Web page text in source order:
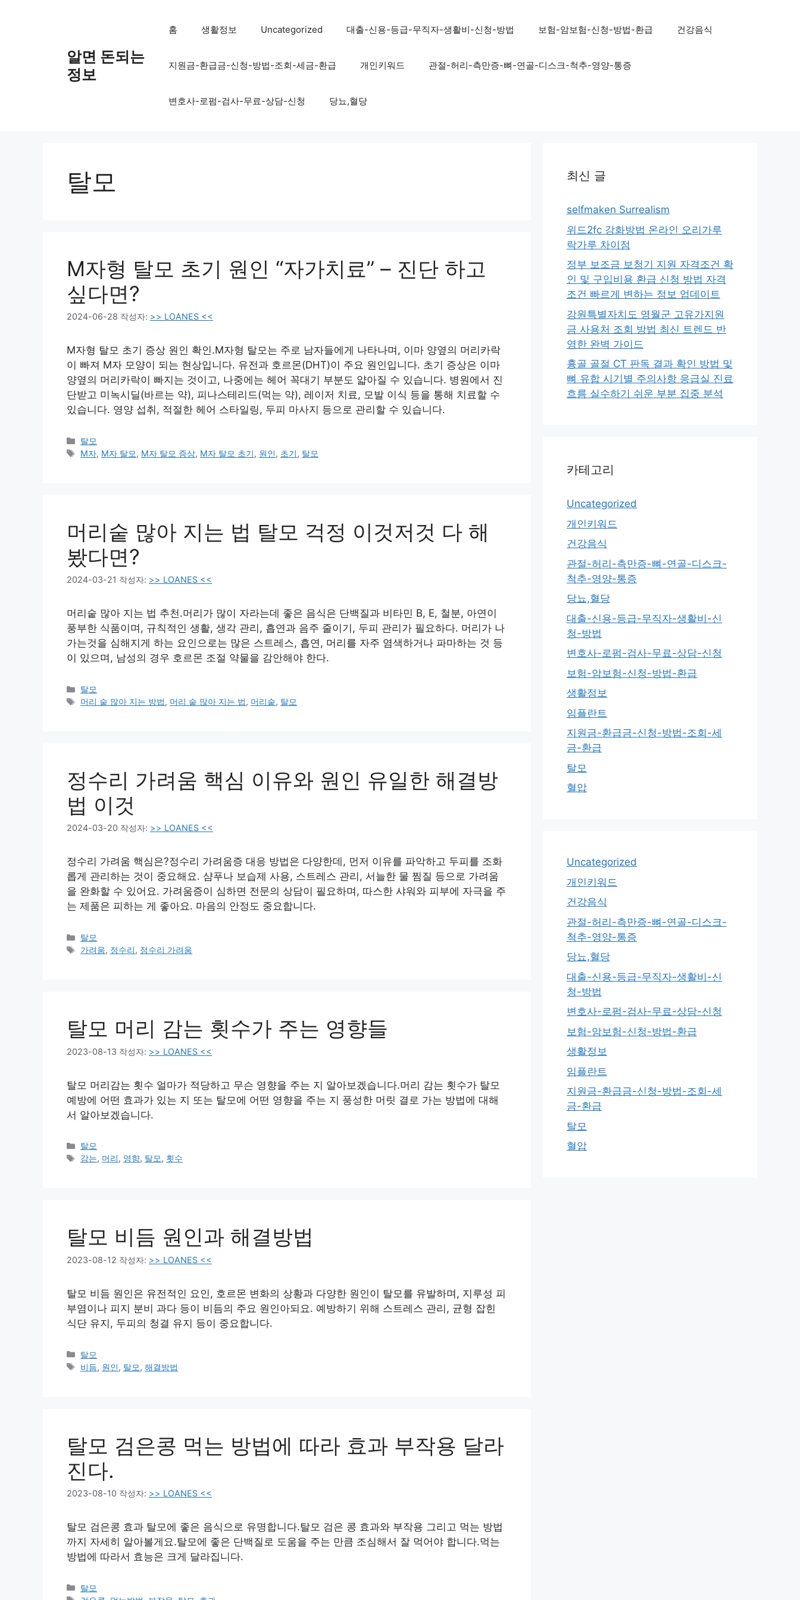
알면 돈되는
정보
홈 생활정보 Uncategorized 대출-신용-등급-무직자-생활비-신청-방법 보험-암보험-신청-방법-환급 건강음식
지원금-환급금-신청-방법-조회-세금-환급 개인키워드 관절-허리-측만증-뼈-연골-디스크-척추-영양-통증
변호사-로펌-검사-무료-상담-신청 당뇨,혈당
탈모
M자형 탈모 초기 원인 “자가치료” – 진단 하고
싶다면?
2024-06-28 작성자: >> LOANES <<
M자형 탈모 초기 증상 원인 확인.M자형 탈모는 주로 남자들에게 나타나며, 이마 양옆의 머리카락
이 빠져 M자 모양이 되는 현상입니다. 유전과 호르몬(DHT)이 주요 원인입니다. 초기 증상은 이마
양옆의 머리카락이 빠지는 것이고, 나중에는 헤어 꼭대기 부분도 얇아질 수 있습니다. 병원에서 진
단받고 미녹시딜(바르는 약), 피나스테리드(먹는 약), 레이저 치료, 모발 이식 등을 통해 치료할 수
있습니다. 영양 섭취, 적절한 헤어 스타일링, 두피 마사지 등으로 관리할 수 있습니다.
카
테
탈모
태
M자, M자 탈모, M자 탈모 증상, M자 탈모 초기, 원인, 초기, 탈모
머리숱 많아 지는 법 탈모 걱정 이것저것 다 해
봤다면?
2024-03-21 작성자: >> LOANES <<
머리숱 많아 지는 법 추천.머리가 많이 자라는데 좋은 음식은 단백질과 비타민 B, E, 철분, 아연이
풍부한 식품이며, 규칙적인 생활, 생각 관리, 흡연과 음주 줄이기, 두피 관리가 필요하다. 머리가 나
가는것을 심해지게 하는 요인으로는 많은 스트레스, 흡연, 머리를 자주 염색하거나 파마하는 것 등
이 있으며, 남성의 경우 호르몬 조절 약물을 감안해야 한다.
카
테
탈모
태
머리 숱 많아 지는 방법, 머리 숱 많아 지는 법, 머리숱, 탈모
정수리 가려움 핵심 이유와 원인 유일한 해결방
법 이것
2024-03-20 작성자: >> LOANES <<
정수리 가려움 핵심은?정수리 가려움증 대응 방법은 다양한데, 먼저 이유를 파악하고 두피를 조화
롭게 관리하는 것이 중요해요. 샴푸나 보습제 사용, 스트레스 관리, 서늘한 물 찜질 등으로 가려움
을 완화할 수 있어요. 가려움증이 심하면 전문의 상담이 필요하며, 따스한 샤워와 피부에 자극을 주
는 제품은 피하는 게 좋아요. 마음의 안정도 중요합니다.
카
테
탈모
태
가려움, 정수리, 정수리 가려움
탈모 머리 감는 횟수가 주는 영향들
2023-08-13 작성자: >> LOANES <<
탈모 머리감는 횟수 얼마가 적당하고 무슨 영향을 주는 지 알아보겠습니다.머리 감는 횟수가 탈모
예방에 어떤 효과가 있는 지 또는 탈모에 어떤 영향을 주는 지 풍성한 머릿 결로 가는 방법에 대해
서 알아보겠습니다.
카
테
탈모
태
감는, 머리, 영향, 탈모, 횟수
탈모 비듬 원인과 해결방법
2023-08-12 작성자: >> LOANES <<
탈모 비듬 원인은 유전적인 요인, 호르몬 변화의 상황과 다양한 원인이 탈모를 유발하며, 지루성 피
부염이나 피지 분비 과다 등이 비듬의 주요 원인아되요. 예방하기 위해 스트레스 관리, 균형 잡힌
식단 유지, 두피의 청결 유지 등이 중요합니다.
카
테
탈모
태
비듬, 원인, 탈모,해결방법
탈모 검은콩 먹는 방법에 따라 효과 부작용 달라
진다.
2023-08-10 작성자: >> LOANES <<
탈모 검은콩 효과 탈모에 좋은 음식으로 유명합니다.탈모 검은 콩 효과와 부작용 그리고 먹는 방법
까지 자세히 알아볼게요.탈모에 좋은 단백질로 도움을 주는 만큼 조심해서 잘 먹어야 합니다.먹는
방법에 따라서 효능은 크게 달라집니다.
카
탈모
최신 글
selfmaken Surrealism
위드2fc 강화방법 온라인 오리가루
락가루 차이점
정부 보조금 보청기 지원 자격조건 확
인 및 구입비용 환급 신청 방법 자격
조건 빠르게 변하는 정보 업데이트
강원특별자치도 영월군 고유가지원
금 사용처 조회 방법 최신 트렌드 반
영한 완벽 가이드
흉골 골절 CT 판독 결과 확인 방법 및
뼈 유합 시기별 주의사항 응급실 진료
흐름 실수하기 쉬운 부분 집중 분석
카테고리
Uncategorized
개인키워드
건강음식
관절-허리-측만증-뼈-연골-디스크-
척추-영양-통증
당뇨,혈당
대출-신용-등급-무직자-생활비-신
청-방법
변호사-로펌-검사-무료-상담-신청
보험-암보험-신청-방법-환급
생활정보
임플란트
지원금-환급금-신청-방법-조회-세
금-환급
탈모
혈압
Uncategorized
개인키워드
건강음식
관절-허리-측만증-뼈-연골-디스크-
척추-영양-통증
당뇨,혈당
대출-신용-등급-무직자-생활비-신
청-방법
변호사-로펌-검사-무료-상담-신청
보험-암보험-신청-방법-환급
생활정보
임플란트
지원금-환급금-신청-방법-조회-세
금-환급
탈모
혈압